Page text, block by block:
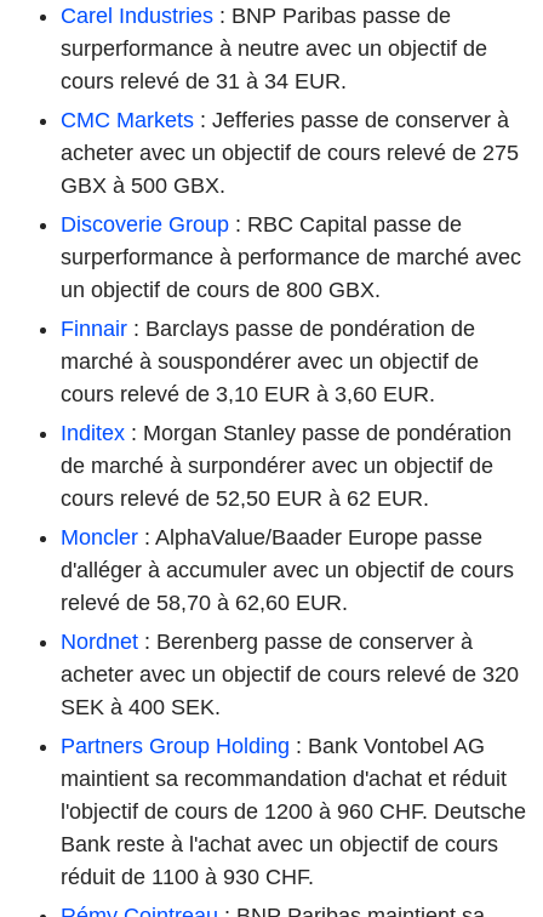
Carel Industries : BNP Paribas passe de
surperformance à neutre avec un objectif de
cours relevé de 31 à 34 EUR.
CMC Markets : Jefferies passe de conserver à
acheter avec un objectif de cours relevé de 275
GBX à 500 GBX.
Discoverie Group : RBC Capital passe de
surperformance à performance de marché avec
un objectif de cours de 800 GBX.
Finnair : Barclays passe de pondération de
marché à souspondérer avec un objectif de
cours relevé de 3,10 EUR à 3,60 EUR.
Inditex : Morgan Stanley passe de pondération
de marché à surpondérer avec un objectif de
cours relevé de 52,50 EUR à 62 EUR.
Moncler : AlphaValue/Baader Europe passe
d'alléger à accumuler avec un objectif de cours
relevé de 58,70 à 62,60 EUR.
Nordnet : Berenberg passe de conserver à
acheter avec un objectif de cours relevé de 320
SEK à 400 SEK.
Partners Group Holding : Bank Vontobel AG
maintient sa recommandation d'achat et réduit
l'objectif de cours de 1200 à 960 CHF. Deutsche
Bank reste à l'achat avec un objectif de cours
réduit de 1100 à 930 CHF.